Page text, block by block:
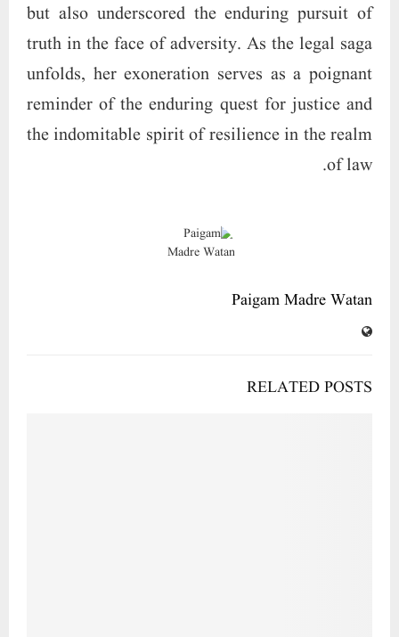
but also underscored the enduring pursuit of
truth in the face of adversity. As the legal saga
unfolds, her exoneration serves as a poignant
reminder of the enduring quest for justice and
the indomitable spirit of resilience in the realm
of law.
Paigam Madre Watan
RELATED POSTS